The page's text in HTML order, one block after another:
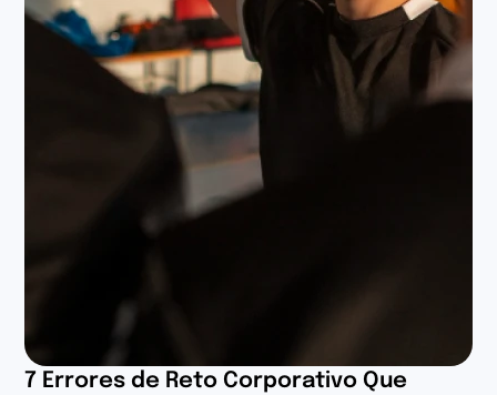
7 Errores de Reto Corporativo Que